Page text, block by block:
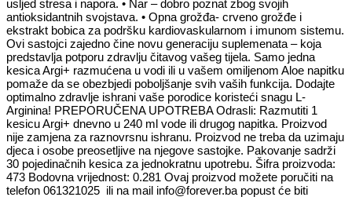
usljed stresa i napora. • Nar – dobro poznat zbog svojih
antioksidantnih svojstava. • Opna grožđa- crveno grožđe i
ekstrakt bobica za podršku kardiovaskularnom i imunom sistemu.
Ovi sastojci zajedno čine novu generaciju suplemenata – koja
predstavlja potporu zdravlju čitavog vašeg tijela. Samo jedna
kesica Argi+ razmućena u vodi ili u vašem omiljenom Aloe napitku
pomaže da se obezbjedi poboljšanje svih vaših funkcija. Dodajte
optimalno zdravlje ishrani vaše porodice koristeći snagu L-
Arginina! PREPORUČENA UPOTREBA Odrasli: Razmutiti 1
kesicu Argi+ dnevno u 240 ml vode ili drugog napitka. Proizvod
nije zamjena za raznovrsnu ishranu. Proizvod ne treba da uzimaju
djeca i osobe preosetljive na njegove sastojke. Pakovanje sadrži
30 pojedinačnih kesica za jednokratnu upotrebu. Šifra proizvoda:
473 Bodovna vrijednost: 0.281 Ovaj proizvod možete poručiti na
telefon 061321025 ili na mail info@forever.ba popust će biti